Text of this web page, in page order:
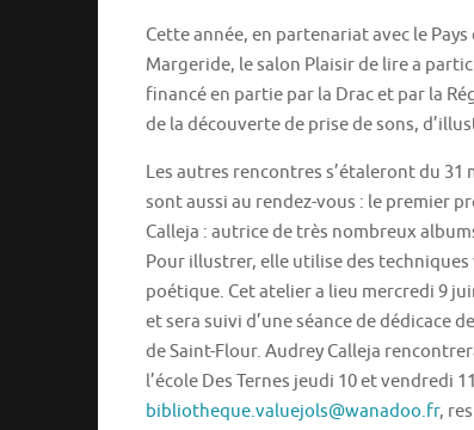
Cette année, en partenariat avec le
Margeride, le salon Plaisir de lire a
financé en partie par la Drac et par la
de la découverte de prise de sons,
Les autres rencontres s’étaleront du
sont aussi au rendez-vous : le premier
Calleja : autrice de très nombreux
Pour illustrer, elle utilise des
poétique. Cet atelier a lieu mercredi 9
et sera suivi d’une séance de dédicace
de Saint-Flour. Audrey Calleja
l’école Des Ternes jeudi 10 et vendredi
bibliotheque.valuejols@wanadoo.fr,